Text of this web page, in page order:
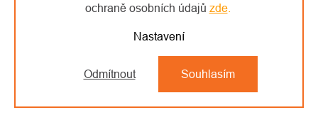
ochraně osobních údajů zde.
Nastavení
Odmítnout Souhlasím